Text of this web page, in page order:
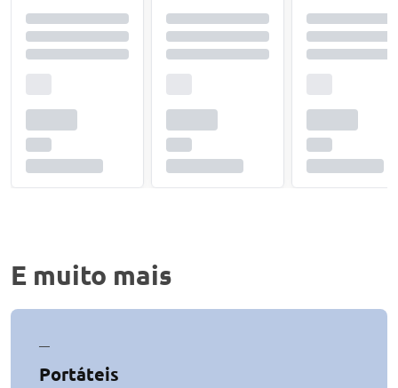
E muito mais
—
Portáteis